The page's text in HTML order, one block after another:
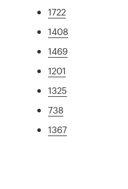
1722
1408
1469
1201
1325
738
1367